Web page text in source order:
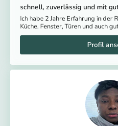
schnell, zuverlässig und mit
Ich habe 2 Jahre Erfahrung in der
Küche, Fenster, Türen und auch